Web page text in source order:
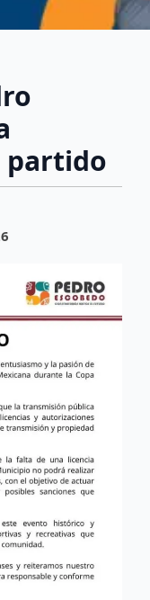
partido